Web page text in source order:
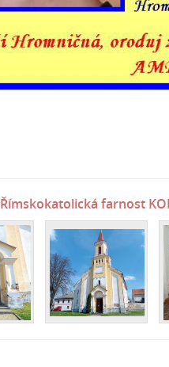
Římskokatolická farnost